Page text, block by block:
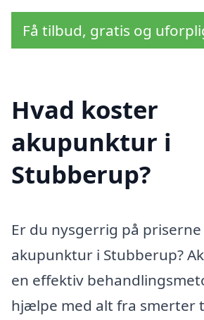
Få tilbud, gratis og
Hvad koster
akupunktur i
Stubberup?
Er du nysgerrig på
akupunktur i Stubberup?
en effektiv
hjælpe med alt fra smerter